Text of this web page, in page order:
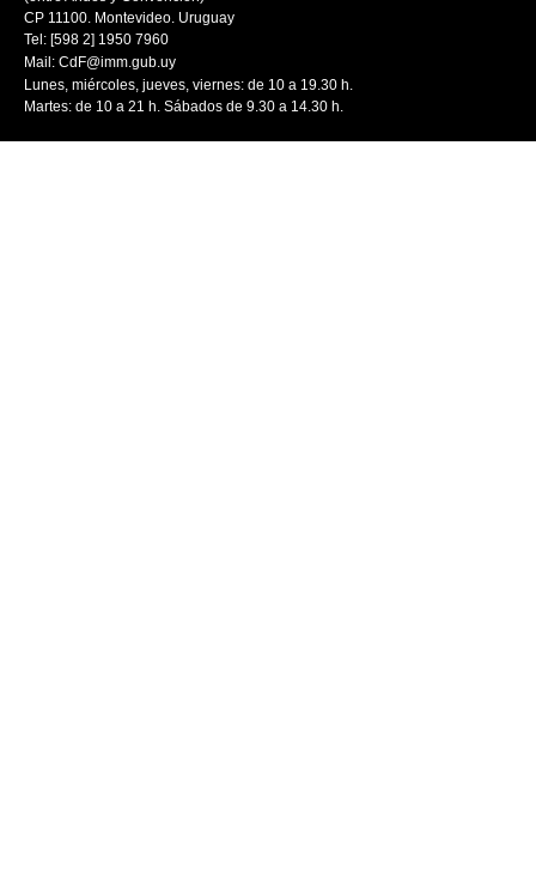
CP 11100. Montevideo. Uruguay
Tel: [598 2] 1950 7960
Mail: CdF@imm.gub.uy
Lunes, miércoles, jueves, viernes: de 10 a 19.30 h.
Martes: de 10 a 21 h. Sábados de 9.30 a 14.30 h.